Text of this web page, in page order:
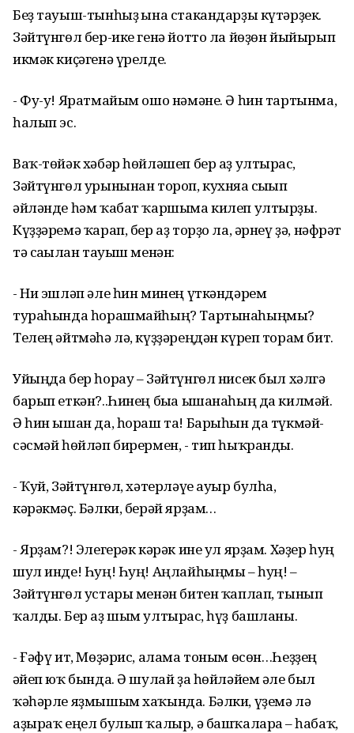
Беҙ тауыш-тынһыҙ ғына стакандарҙы күтәрҙек.
Зәйтүнгөл бер-ике генә йотто ла йөҙөн йыйырып
икмәк киҫәгенә үрелде.
- Фу-у! Яратмайым ошо нәмәне. Ә һин тартынма,
һалып эс.
Ваҡ-төйәк хәбәр һөйләшеп бер аҙ ултырғас,
Зәйтүнгөл урынынан тороп, кухняға сығып
әйләнде һәм ҡабат ҡаршыма килеп ултырҙы.
Күҙҙәремә ҡарап, бер аҙ торҙо ла, әрнеү ҙә, нәфрәт
тә сағылған тауыш менән:
- Ни эшләп әле һин минең үткәндәрем
тураһында һорашмайһың? Тартынаһыңмы?
Телең әйтмәһә лә, күҙҙәреңдән күреп торам бит.
Уйыңда бер һорау – Зәйтүнгөл нисек был хәлгә
барып еткән?..Һинең быға ышанаһың да килмәй.
Ә һин ышан да, һораш та! Барыһын да түкмәй-
сәсмәй һөйләп бирермен, - тип һыҡранды.
- Ҡуй, Зәйтүнгөл, хәтерләүе ауыр булһа,
кәрәкмәҫ. Бәлки, берәй ярҙам…
- Ярҙам?! Элегерәк кәрәк ине ул ярҙам. Хәҙер һуң
шул инде! Һуң! Һуң! Аңлайһыңмы – һуң! –
Зәйтүнгөл устары менән битен ҡаплап, тынып
ҡалды. Бер аҙ шым ултырғас, һүҙ башланы.
- Ғәфү ит, Мөҙәрис, алама тоным өсөн…Һеҙҙең
ғәйеп юҡ бында. Ә шулай ҙа һөйләйем әле был
ҡәһәрле яҙмышым хаҡында. Бәлки, үҙемә лә
аҙыраҡ еңел булып ҡалыр, ә башҡаларға – һабаҡ,